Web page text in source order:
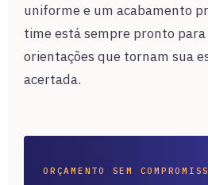
uniforme e um acabamento
time está sempre pronto
orientações que tornam sua
acertada.
ORÇAMENTO SEM